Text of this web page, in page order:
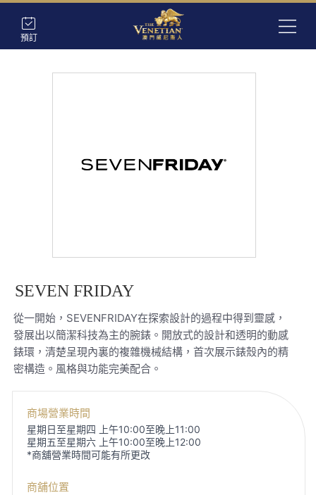
預訂
SEVEN FRIDAY
從一開始，SEVENFRIDAY在探索設計的過程中得到靈感，
發展出以簡潔科技為主的腕錶。開放式的設計和透明的動感
錶環，清楚呈現內裏的複雜機械結構，首次展示錶殼內的精
密構造。風格與功能完美配合。
商場營業時間
星期日至星期四 上午10:00至晚上11:00
星期五至星期六 上午10:00至晚上12:00
*商舖營業時間可能有所更改
商舖位置